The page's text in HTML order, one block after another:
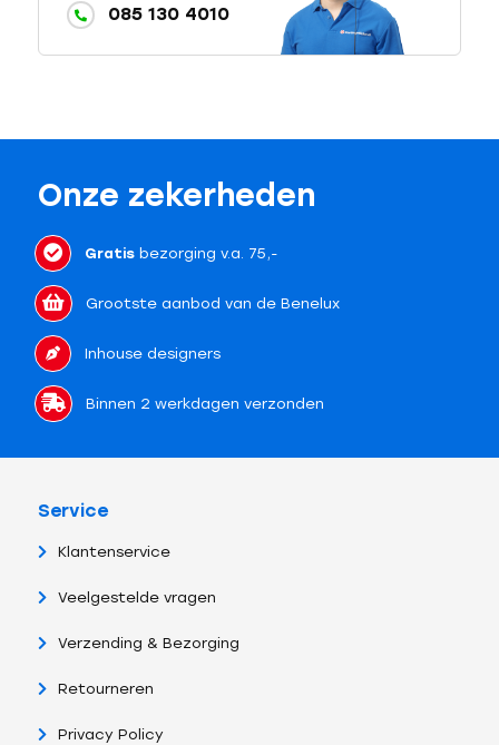
085 130 4010
Onze zekerheden
Gratisbezorging v.a. 75,-
Grootste aanbod van de Benelux
Inhouse designers
Binnen 2 werkdagen verzonden
Service
Klantenservice
Veelgestelde vragen
Verzending & Bezorging
Retourneren
Privacy Policy